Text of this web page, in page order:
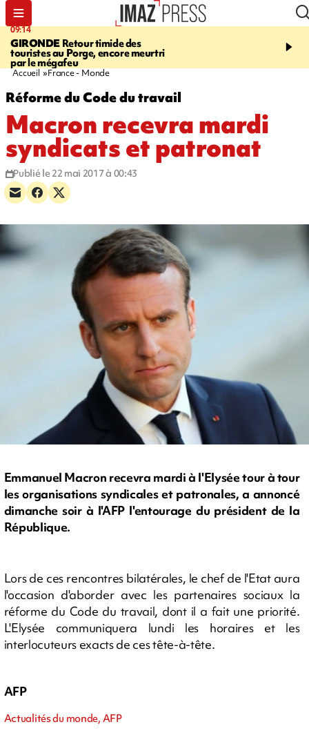
09:14
GIRONDE Retour timide des
touristes au Porge, encore meurtri
par le mégafeu
13:09
Des
font cinq morts en
Accueil France - Monde
Réforme du Code du travail
Macron recevra mardi
syndicats et patronat
Publié le 22 mai 2017 à 00:43
Emmanuel Macron recevra mardi à l'Elysée tour à tour
les organisations syndicales et patronales, a annoncé
dimanche soir à l'AFP l'entourage du président de la
République.
Lors de ces rencontres bilatérales, le chef de l'Etat aura
l'occasion d'aborder avec les partenaires sociaux la
réforme du Code du travail, dont il a fait une priorité.
L'Elysée communiquera lundi les horaires et les
interlocuteurs exacts de ces tête-à-tête.
AFP
Actualités du monde, AFP